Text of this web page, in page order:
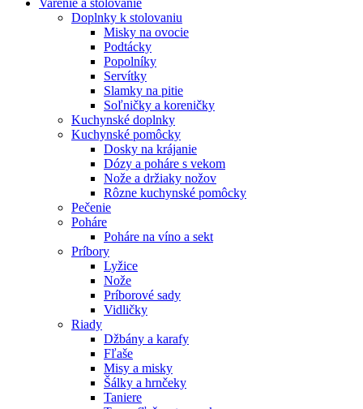
Doplnky k stolovaniu
Misky na ovocie
Podtácky
Popolníky
Servítky
Slamky na pitie
Soľničky a koreničky
Kuchynské doplnky
Kuchynské pomôcky
Dosky na krájanie
Dózy a poháre s vekom
Nože a držiaky nožov
Rôzne kuchynské pomôcky
Pečenie
Poháre
Poháre na víno a sekt
Príbory
Lyžice
Nože
Príborové sady
Vidličky
Riady
Džbány a karafy
Fľaše
Misy a misky
Šálky a hrnčeky
Taniere